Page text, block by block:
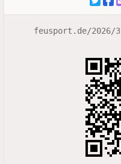
feusport.de/2026/